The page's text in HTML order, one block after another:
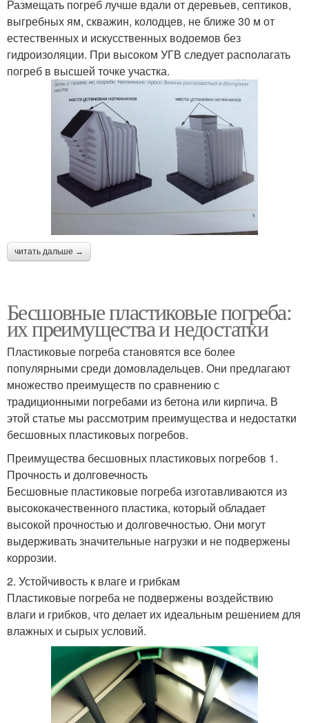
Размещать погреб лучше вдали от деревьев, септиков,
выгребных ям, скважин, колодцев, не ближе 30 м от
естественных и искусственных водоемов без
гидроизоляции. При высоком УГВ следует располагать
погреб в высшей точке участка.
читать дальше →
Бесшовные пластиковые погреба:
их преимущества и недостатки
Пластиковые погреба становятся все более
популярными среди домовладельцев. Они предлагают
множество преимуществ по сравнению с
традиционными погребами из бетона или кирпича. В
этой статье мы рассмотрим преимущества и недостатки
бесшовных пластиковых погребов.
Преимущества бесшовных пластиковых погребов 1.
Прочность и долговечность
Бесшовные пластиковые погреба изготавливаются из
высококачественного пластика, который обладает
высокой прочностью и долговечностью. Они могут
выдерживать значительные нагрузки и не подвержены
коррозии.
2. Устойчивость к влаге и грибкам
Пластиковые погреба не подвержены воздействию
влаги и грибков, что делает их идеальным решением для
влажных и сырых условий.